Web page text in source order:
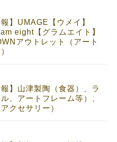
】UMAGE【ウメイ】
eight【グラムエイト】
アウトレット（アート
】山津製陶（食器）、ラ
、アートフレーム等）、
クセサリー）